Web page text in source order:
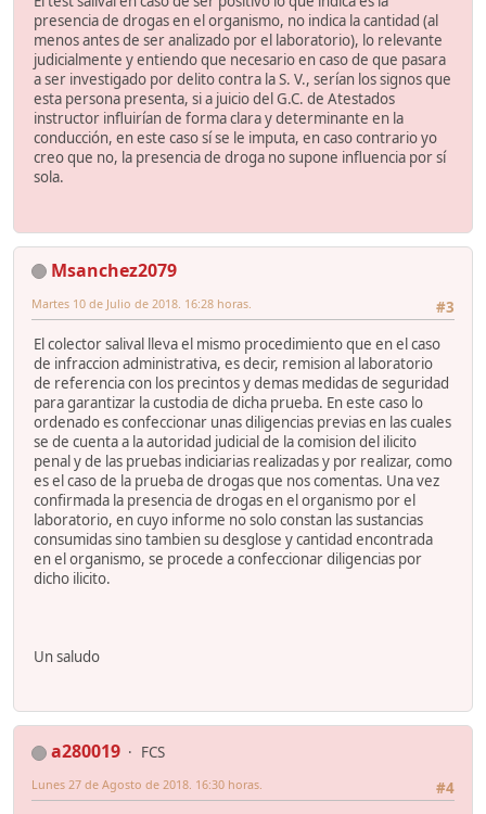
presencia de drogas en el organismo, no indica la cantidad (al
menos antes de ser analizado por el laboratorio), lo relevante
judicialmente y entiendo que necesario en caso de que pasara
a ser investigado por delito contra la S. V., serían los signos que
esta persona presenta, si a juicio del G.C. de Atestados
instructor influirían de forma clara y determinante en la
conducción, en este caso sí se le imputa, en caso contrario yo
creo que no, la presencia de droga no supone influencia por sí
sola.
Msanchez2079
#3
Martes 10 de Julio de 2018. 16:28 horas.
El colector salival lleva el mismo procedimiento que en el caso
de infraccion administrativa, es decir, remision al laboratorio
de referencia con los precintos y demas medidas de seguridad
para garantizar la custodia de dicha prueba. En este caso lo
ordenado es confeccionar unas diligencias previas en las cuales
se de cuenta a la autoridad judicial de la comision del ilicito
penal y de las pruebas indiciarias realizadas y por realizar, como
es el caso de la prueba de drogas que nos comentas. Una vez
confirmada la presencia de drogas en el organismo por el
laboratorio, en cuyo informe no solo constan las sustancias
consumidas sino tambien su desglose y cantidad encontrada
en el organismo, se procede a confeccionar diligencias por
dicho ilicito.
Un saludo
a280019
FCS
#4
Lunes 27 de Agosto de 2018. 16:30 horas.